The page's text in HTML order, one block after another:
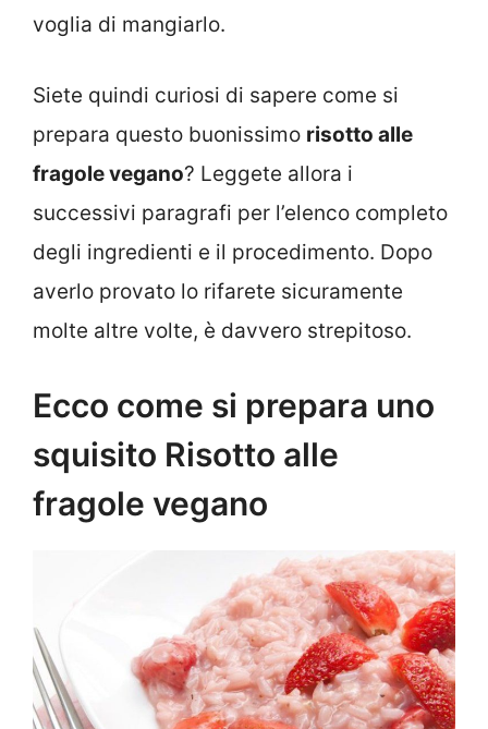
voglia di mangiarlo.
Siete quindi curiosi di sapere come si
prepara questo buonissimo risotto alle
fragole vegano? Leggete allora i
successivi paragrafi per l’elenco completo
degli ingredienti e il procedimento. Dopo
averlo provato lo rifarete sicuramente
molte altre volte, è davvero strepitoso.
Ecco come si prepara uno
squisito Risotto alle
fragole vegano